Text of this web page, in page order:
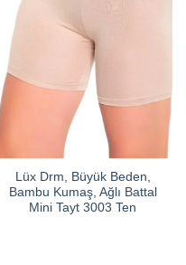
Lüx Drm, Büyük Beden,
Bambu Kumaş, Ağlı Battal
Mini Tayt 3003 Ten